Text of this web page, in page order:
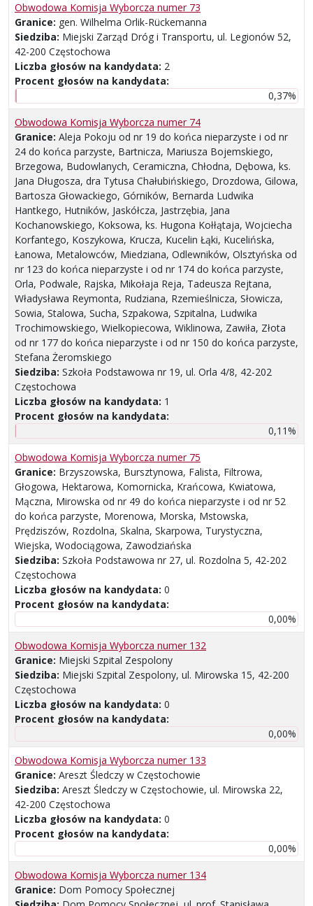
Obwodowa Komisja Wyborcza numer 73
Granice: gen. Wilhelma Orlik-Rückemanna
Siedziba: Miejski Zarząd Dróg i Transportu, ul. Legionów 52,
42-200 Częstochowa
Liczba głosów na kandydata: 2
Procent głosów na kandydata:
0,37%
Obwodowa Komisja Wyborcza numer 74
Granice: Aleja Pokoju od nr 19 do końca nieparzyste i od nr
24 do końca parzyste, Bartnicza, Mariusza Bojemskiego,
Brzegowa, Budowlanych, Ceramiczna, Chłodna, Dębowa, ks.
Jana Długosza, dra Tytusa Chałubińskiego, Drozdowa, Gilowa,
Bartosza Głowackiego, Górników, Bernarda Ludwika
Hantkego, Hutników, Jaskółcza, Jastrzębia, Jana
Kochanowskiego, Koksowa, ks. Hugona Kołłątaja, Wojciecha
Korfantego, Koszykowa, Krucza, Kucelin Łąki, Kucelińska,
Łanowa, Metalowców, Miedziana, Odlewników, Olsztyńska od
nr 123 do końca nieparzyste i od nr 174 do końca parzyste,
Orla, Podwale, Rajska, Mikołaja Reja, Tadeusza Rejtana,
Władysława Reymonta, Rudziana, Rzemieślnicza, Słowicza,
Sowia, Stalowa, Sucha, Szpakowa, Szpitalna, Ludwika
Trochimowskiego, Wielkopiecowa, Wiklinowa, Zawiła, Złota
od nr 177 do końca nieparzyste i od nr 150 do końca parzyste,
Stefana Żeromskiego
Siedziba: Szkoła Podstawowa nr 19, ul. Orla 4/8, 42-202
Częstochowa
Liczba głosów na kandydata: 1
Procent głosów na kandydata:
0,11%
Obwodowa Komisja Wyborcza numer 75
Granice: Brzyszowska, Bursztynowa, Falista, Filtrowa,
Głogowa, Hektarowa, Komornicka, Krańcowa, Kwiatowa,
Mączna, Mirowska od nr 49 do końca nieparzyste i od nr 52
do końca parzyste, Morenowa, Morska, Mstowska,
Prędziszów, Rozdolna, Skalna, Skarpowa, Turystyczna,
Wiejska, Wodociągowa, Zawodziańska
Siedziba: Szkoła Podstawowa nr 27, ul. Rozdolna 5, 42-202
Częstochowa
Liczba głosów na kandydata: 0
Procent głosów na kandydata:
0,00%
Obwodowa Komisja Wyborcza numer 132
Granice: Miejski Szpital Zespolony
Siedziba: Miejski Szpital Zespolony, ul. Mirowska 15, 42-200
Częstochowa
Liczba głosów na kandydata: 0
Procent głosów na kandydata:
0,00%
Obwodowa Komisja Wyborcza numer 133
Granice: Areszt Śledczy w Częstochowie
Siedziba: Areszt Śledczy w Częstochowie, ul. Mirowska 22,
42-200 Częstochowa
Liczba głosów na kandydata: 0
Procent głosów na kandydata:
0,00%
Obwodowa Komisja Wyborcza numer 134
Granice: Dom Pomocy Społecznej